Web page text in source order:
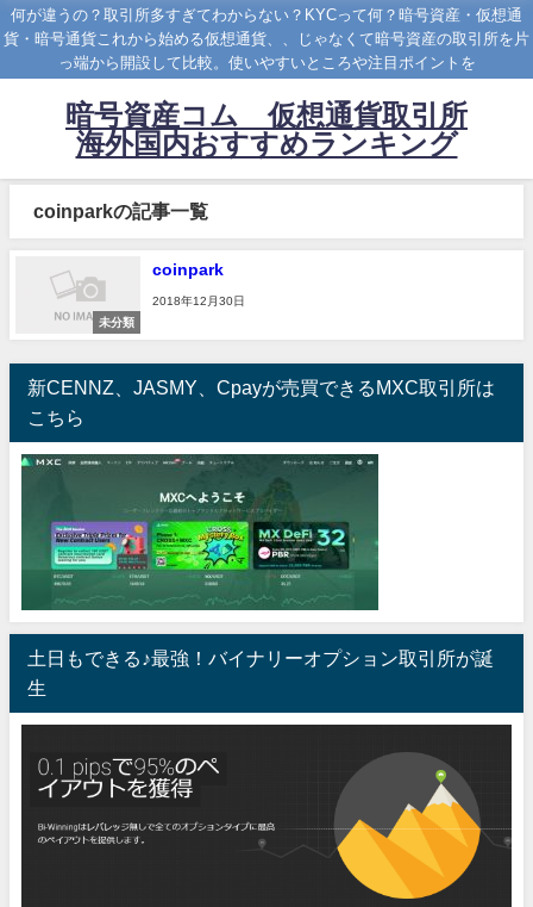
何が違うの？取引所多すぎてわからない？KYCって何？暗号資産・仮想通
貨・暗号通貨これから始める仮想通貨、、じゃなくて暗号資産の取引所を片
っ端から開設して比較。使いやすいところや注目ポイントを
暗号資産コム 仮想通貨取引所
海外国内おすすめランキング
coinparkの記事一覧
未分類
coinpark
2018年12月30日
新CENNZ、JASMY、Cpayが売買できるMXC取引所は
こちら
土日もできる♪最強！バイナリーオプション取引所が誕
生